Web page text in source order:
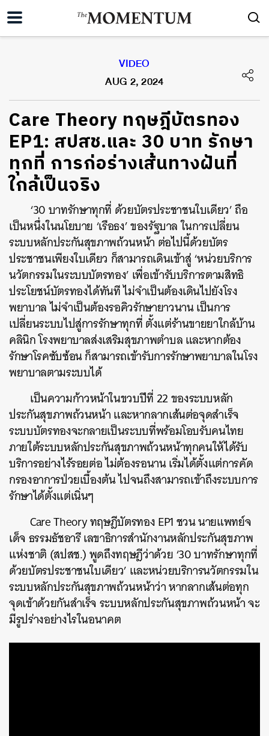
VIDEO
AUG 2, 2024
Care Theory ทฤษฎีบัตรทอง
EP1: สปสช.และ 30 บาท รักษา
ทุกที่ การก่อร่างเส้นทางฝันที่
ใกล้เป็นจริง
‘30 บาทรักษาทุกที่ ด้วยบัตรประชาชนใบเดียว’ ถือ
เป็นหนึ่งในนโยบาย ‘เรือธง’ ของรัฐบาล ในการเปลี่ยน
ระบบหลักประกันสุขภาพถ้วนหน้า ต่อไปนี้ด้วยบัตร
ประชาชนเพียงใบเดียว ก็สามารถเดินเข้าสู่ ‘หน่วยบริการ
นวัตกรรมในระบบบัตรทอง’ เพื่อเข้ารับบริการตามสิทธิ
ประโยชน์บัตรทองได้ทันที ไม่จำเป็นต้องเดินไปยังโรง
พยาบาล ไม่จำเป็นต้องรอคิวรักษายาวนาน เป็นการ
เปลี่ยนระบบไปสู่การรักษาทุกที่ ตั้งแต่ร้านขายยาใกล้บ้าน
คลินิก โรงพยาบาลส่งเสริมสุขภาพตำบล และหากต้อง
รักษาโรคซับซ้อน ก็สามารถเข้ารับการรักษาพยาบาลในโรง
พยาบาลตามระบบได้
เป็นความก้าวหน้าในขวบปีที่ 22 ของระบบหลัก
ประกันสุขภาพถ้วนหน้า และหากลากเส้นต่อจุดสำเร็จ
ระบบบัตรทองจะกลายเป็นระบบที่พร้อมโอบรับคนไทย
ภายใต้ระบบหลักประกันสุขภาพถ้วนหน้าทุกคนให้ได้รับ
บริการอย่างไร้รอยต่อ ไม่ต้องรอนาน เริ่มได้ตั้งแต่การคัด
กรองอาการป่วยเบื้องต้น ไปจนถึงสามารถเข้าถึงระบบการ
รักษาได้ตั้งแต่เนิ่นๆ
Care Theory ทฤษฎีบัตรทอง EP1 ชวน นายแพทย์จ
เด็จ ธรรมธัชอารี เลขาธิการสำนักงานหลักประกันสุขภาพ
แห่งชาติ (สปสช.) พูดถึงทฤษฎีว่าด้วย ‘30 บาทรักษาทุกที่
ด้วยบัตรประชาชนใบเดียว’ และหน่วยบริการนวัตกรรมใน
ระบบหลักประกันสุขภาพถ้วนหน้าว่า หากลากเส้นต่อทุก
จุดเข้าด้วยกันสำเร็จ ระบบหลักประกันสุขภาพถ้วนหน้า จะ
มีรูปร่างอย่างไรในอนาคต